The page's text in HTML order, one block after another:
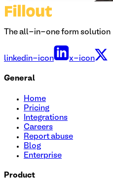
The all-in-one form solution
linkedin-icon x-icon
General
Home
Pricing
Integrations
Careers
Report abuse
Blog
Enterprise
Product